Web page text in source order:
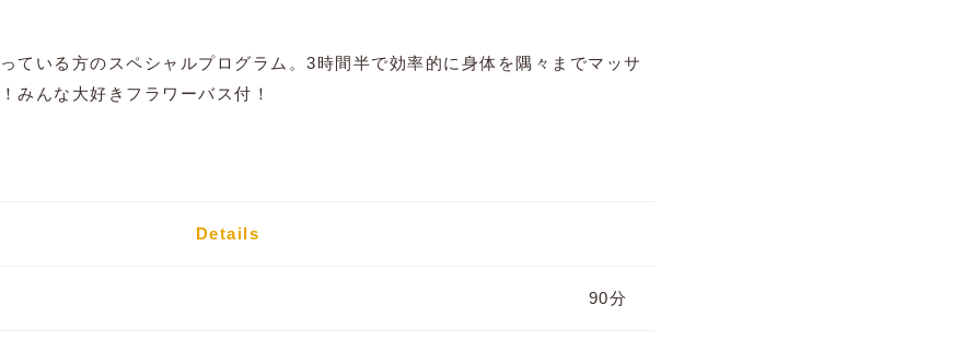
ている方のスペシャルプログラム。3時間半で効率的に身体を隅々までマッサ
みんな大好きフラワーバス付！
Details
90分